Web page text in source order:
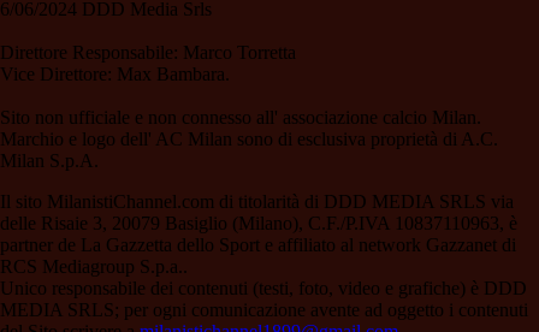
6/06/2024 DDD Media Srls
Direttore Responsabile: Marco Torretta
Vice Direttore: Max Bambara.
Sito non ufficiale e non connesso all' associazione calcio Milan.
Marchio e logo dell' AC Milan sono di esclusiva proprietà di A.C.
Milan S.p.A.
Il sito MilanistiChannel.com di titolarità di DDD MEDIA SRLS via
delle Risaie 3, 20079 Basiglio (Milano), C.F./P.IVA 10837110963, è
partner de La Gazzetta dello Sport e affiliato al network Gazzanet di
RCS Mediagroup S.p.a..
Unico responsabile dei contenuti (testi, foto, video e grafiche) è DDD
MEDIA SRLS; per ogni comunicazione avente ad oggetto i contenuti